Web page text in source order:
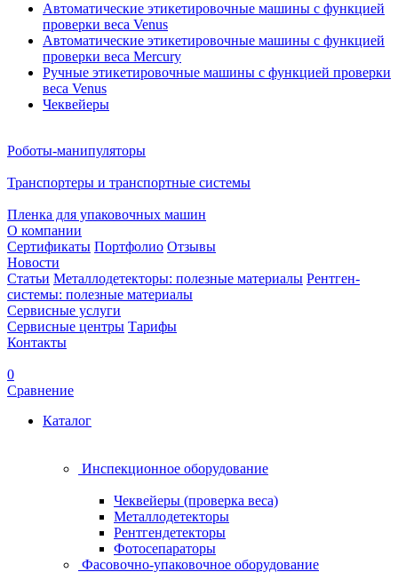
Автоматические этикетировочные машины с функцией
проверки веса Venus
Автоматические этикетировочные машины с функцией
проверки веса Mercury
Ручные этикетировочные машины с функцией проверки
веса Venus
Чеквейеры
Роботы-манипуляторы
Транспортеры и транспортные системы
Пленка для упаковочных машин
О компании
Сертификаты Портфолио Отзывы
Новости
Статьи Металлодетекторы: полезные материалы Рентген-
системы: полезные материалы
Сервисные услуги
Сервисные центры Тарифы
Контакты
0
Сравнение
Каталог
Инспекционное оборудование
Чеквейеры (проверка веса)
Металлодетекторы
Рентгендетекторы
Фотосепараторы
Фасовочно-упаковочное оборудование